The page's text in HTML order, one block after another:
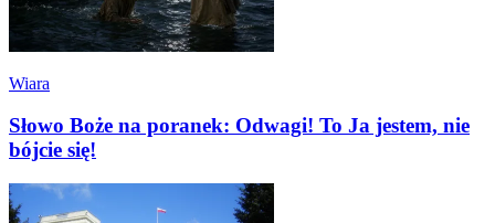
Wiara
Słowo Boże na poranek: Odwagi! To Ja jestem, nie
bójcie się!